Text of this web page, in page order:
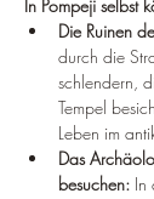
In Pompeji selbst
Die Ruinen
durch die
schlendern,
Tempel
Leben im
Das
besuchen: In